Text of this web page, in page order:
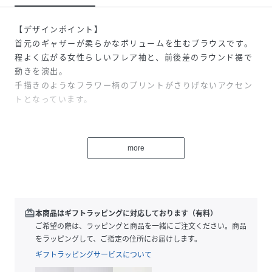
【デザインポイント】
首元のギャザーが柔らかなボリュームを生むブラウスです。
程よく広がる女性らしいフレア袖と、前後差のラウンド裾で
動きを演出。
手描きのようなフラワー柄のプリントがさりげないアクセン
トとなっています。
一枚でコーデの主役になるプリントブラウスです。
華やかなアイテムなので、ボトムはシンプルなワイドパンツ
イルにもなります。
同素材のスカート（127‐75504）とのセットアップスタイ
リングもおすすめです。
【SETUPアイテム】
more
redeem本商品はギフトラッピングに対応しております（有料）
ご希望の際は、ラッピングと商品を一緒にご注文ください。商品
をラッピングして、ご指定の住所にお届けします。
ギフトラッピングサービスについて